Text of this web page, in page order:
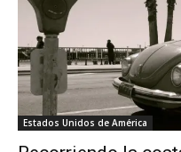
Estados Unidos de América